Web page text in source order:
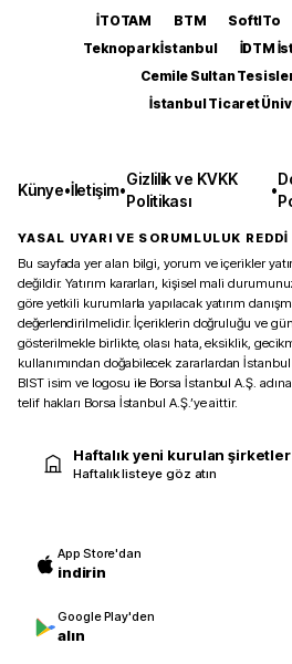
İTOTAM BTM SoftITo
Teknopark İstanbul
İDTM
Cemile Sultan
İstanbul Ticaret
Künye•İletişim•
Gizlilik ve KVKK
Politikası
•
YASAL UYARI VE SORUMLULUK REDDİ
Bu sayfada yer alan bilgi, yorum ve içerikler
değildir. Yatırım kararları, kişisel mali
göre yetkili kurumlarla yapılacak yatırım
değerlendirilmelidir. İçeriklerin doğruluğu ve
gösterilmekle birlikte, olası hata, eksiklik,
kullanımından doğabilecek zararlardan
BIST isim ve logosu ile Borsa İstanbul A.Ş.
telif hakları Borsa İstanbul A.Ş.’ye aittir.
Haftalık yeni kurulan şirketler
Haftalık listeye göz atın
App Store'dan
indirin
Google Play'den
alın